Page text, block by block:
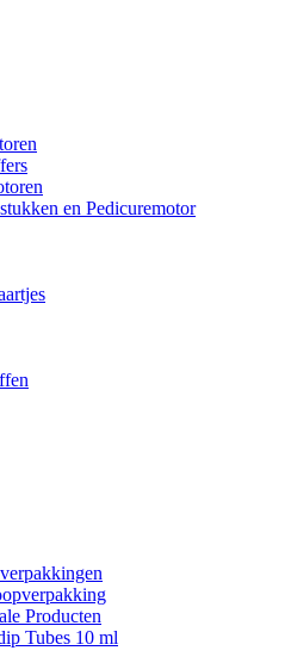
en Pedicuremotor
Producten
Tubes 10 ml